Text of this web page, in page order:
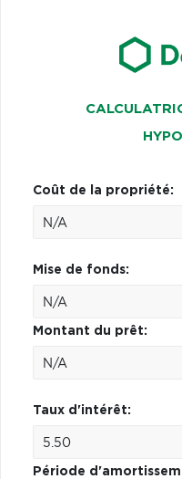
Coût de la propriété:
Mise de fonds:
Montant du prêt:
Taux d'intérêt:
Période